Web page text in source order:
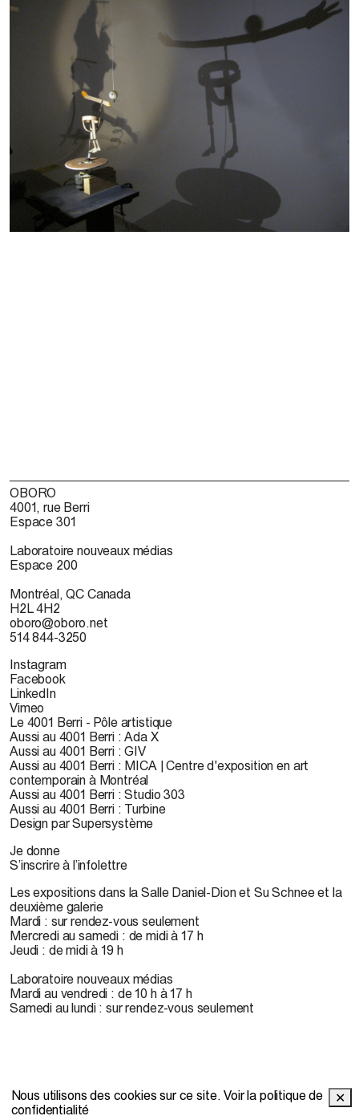
OBORO
4001, rue Berri
Espace 301
Laboratoire nouveaux médias
Espace 200
Montréal, QC Canada
H2L 4H2
oboro@oboro.net
514 844-3250
Instagram
Facebook
LinkedIn
Vimeo
Le 4001 Berri - Pôle artistique
Aussi au 4001 Berri : Ada X
Aussi au 4001 Berri : GIV
Aussi au 4001 Berri : MICA | Centre d'exposition en art
contemporain à Montréal
Aussi au 4001 Berri : Studio 303
Aussi au 4001 Berri : Turbine
Design par Supersystème
Je donne
S’inscrire à l’infolettre
Les expositions dans la Salle Daniel-Dion et Su Schnee et la
deuxième galerie
Mardi : sur rendez-vous seulement
Mercredi au samedi : de midi à 17 h
Jeudi : de midi à 19 h
Laboratoire nouveaux médias
Mardi au vendredi : de 10 h à 17 h
Samedi au lundi : sur rendez-vous seulement
© 2022 OBORO. Il est interdit de reproduire, télécharger,
Nous utilisons des cookies sur ce site. Voir la politique de
confidentialité
✕